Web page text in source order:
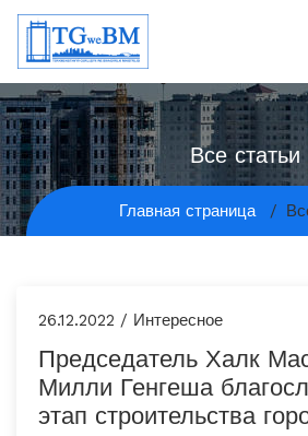
Все статьи
Главная страница
26.12.2022 / Интересное
Председатель Халк
Милли Генгеша
этап строительства